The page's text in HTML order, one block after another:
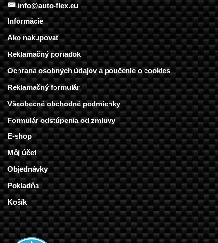
info@auto-flex.eu
Informácie
Ako nakupovať
Reklamačný poriadok
Ochrana osobných údajov a poučenie o cookies
Reklamačný formulár
Všeobecné obchodné podmienky
Formulár odstúpenia od zmluvy
E-shop
Môj účet
Objednávky
Pokladňa
Košík